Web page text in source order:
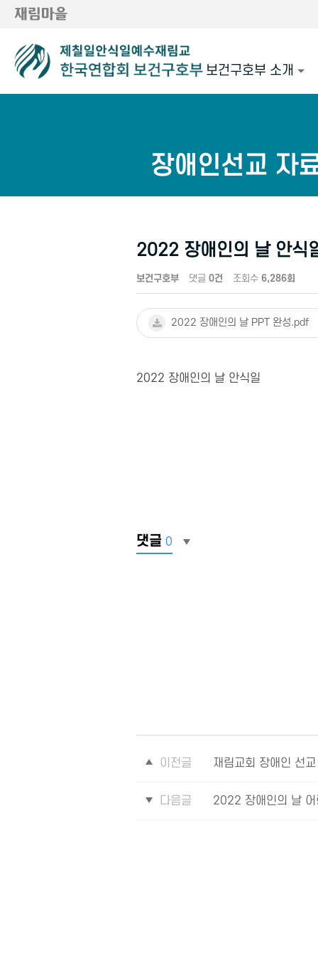
보건구호부 소개
장애인선교 자
2022 장애인의 날 안식
보건구호부 댓글 0건 조회수 6,286회
2022 장애인의 날 PPT 완성.pdf
2022 장애인의 날 안식일
댓글 0
이전글 재림교회 장애인 선교
다음글 2022 장애인의 날 어